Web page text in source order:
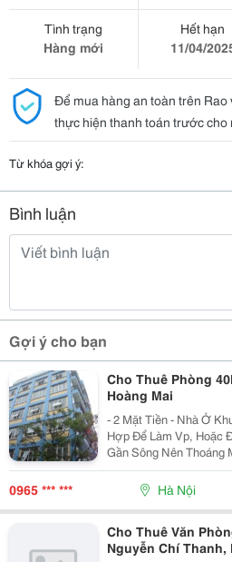
Tình trạng
Hàng mới
Hết hạn
11/04/
Để mua hàng an toàn trên
thực hiện thanh toán trước cho
Từ khóa gợi ý:
Bình luận
Gợi ý cho bạn
Cho Thuê Phòng
Hoàng Mai
- 2 Mặt Tiền - Nhà Ở Khu Dân Trí Cao , Antt, Tốt Thích
Hợp Để Làm Vp, Hoặc Để Ở - Có Cầu Thang
Gần Sông Nên Thoáng Mát Liên Hệ: Anh
02436340475
0965 *** *** Hà Nội
Cho Thuê Văn
Nguyễn Chí Thanh,